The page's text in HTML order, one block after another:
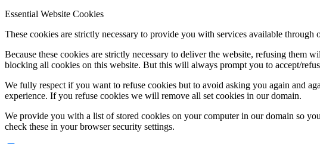
Essential Website Cookies
These cookies are strictly necessary to provide you with services available through
Because these cookies are strictly necessary to deliver the website, refusing
blocking all cookies on this website. But this will always prompt you to accept/
We fully respect if you want to refuse cookies but to avoid asking you again and
experience. If you refuse cookies we will remove all set cookies in our domain.
We provide you with a list of stored cookies on your computer in our domain so
check these in your browser security settings.